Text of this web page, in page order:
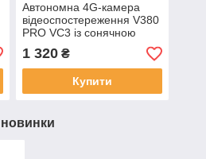
Автономна 4G-камера
відеоспостереження V380
PRO VC3 із сонячною
панеллю й акумулятором
18650, 4 МП, поворотна
1 320₴
Купити
новинки